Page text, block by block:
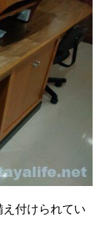
え付けられてい